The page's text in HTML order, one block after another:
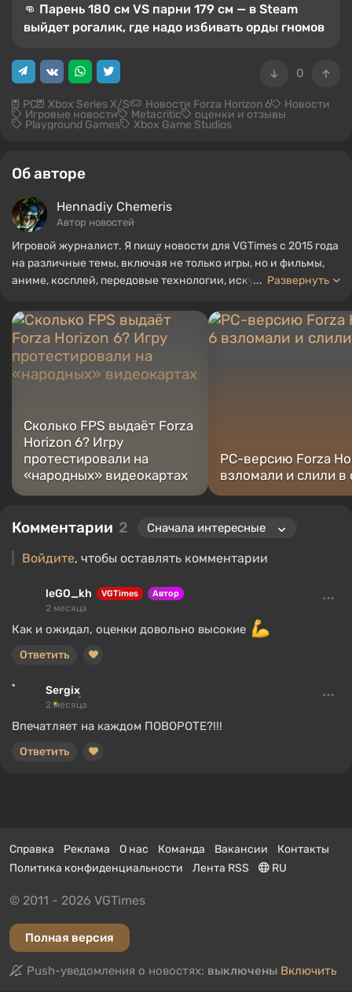
👊 Парень 180 см VS парни 179 см — в Steam
выйдет рогалик, где надо избивать орды гномов
0
PC Xbox Series X/S Новости Forza Horizon 6 Новости
Игровые новости Metacritic оценки и отзывы
Playground Games Xbox Game Studios
Об авторе
Hennadiy Chemеris
Автор новостей
Игровой журналист. Я пишу новости для VGTimes с 2015 года
на различные темы, включая не только игры, но и фильмы,
аниме, косплей, передовые технологии, искусственный
нескольких обзоров, топов, компиляций и других статей,
связанных с видеоиграми. Я собираю различные игровые
сувениры, включая фигурки, постеры, старые консоли и
многое другое. У меня есть живой интерес к ретро-играм. Я
играю с начала 2000-х на PC и консолях.
... Развернуть
Сколько FPS выдаёт Forza
Horizon 6? Игру
протестировали на
«народных» видеокартах
PC-версию Forza
взломали и слили в
Комментарии 2
Войдите, чтобы оставлять комментарии
leGO_kh VGTimes Автор
2 месяца
Как и ожидал, оценки довольно высокие
Ответить
Sergix
2 месяца
Впечатляет на каждом ПОВОРОТЕ?!!!
Ответить
Справка Реклама О нас Команда Вакансии
Контакты
Политика конфиденциальности
Лента RSS RU
© 2011 - 2026 VGTimes
Полная версия
Push-уведомления о новостях: выключены Включить